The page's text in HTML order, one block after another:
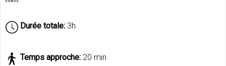
Durée totale: 3h
Temps approche: 20 min